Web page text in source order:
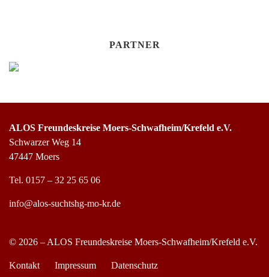
PARTNER
ALOS Freundeskreise Moers-Schwafheim/Krefeld e.V.
Schwarzer Weg 14
47447 Moers
Tel. 0157 – 32 25 65 06
info@alos-suchtshg-mo-kr.de
© 2026 – ALOS Freundeskreise Moers-Schwafheim/Krefeld e.V.
Kontakt Impressum Datenschutz